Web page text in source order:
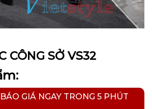
CÔNG SỞ VS32
GIÁ NGAY TRONG 5 PHÚT